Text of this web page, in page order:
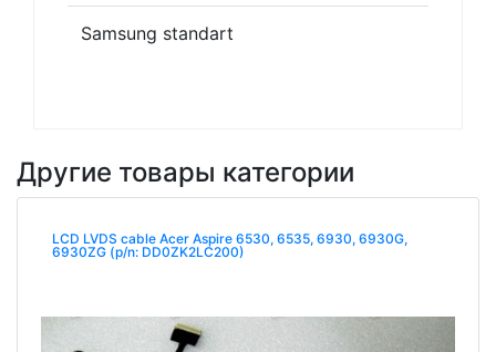
Samsung standart
Другие товары категории
LCD LVDS cable Acer Aspire 6530, 6535, 6930, 6930G,
6930ZG (p/n: DD0ZK2LC200)